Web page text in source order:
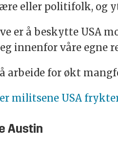
eller politifolk, og
er å beskytte USA
innenfor våre egne
arbeide for økt
militsene USA
Austin